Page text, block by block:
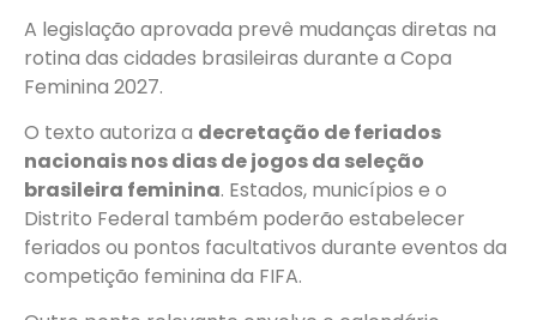
A legislação aprovada prevê mudanças diretas na
rotina das cidades brasileiras durante a Copa
Feminina 2027.
O texto autoriza a decretação de feriados
nacionais nos dias de jogos da seleção
brasileira feminina. Estados, municípios e o
Distrito Federal também poderão estabelecer
feriados ou pontos facultativos durante eventos da
competição feminina da FIFA.